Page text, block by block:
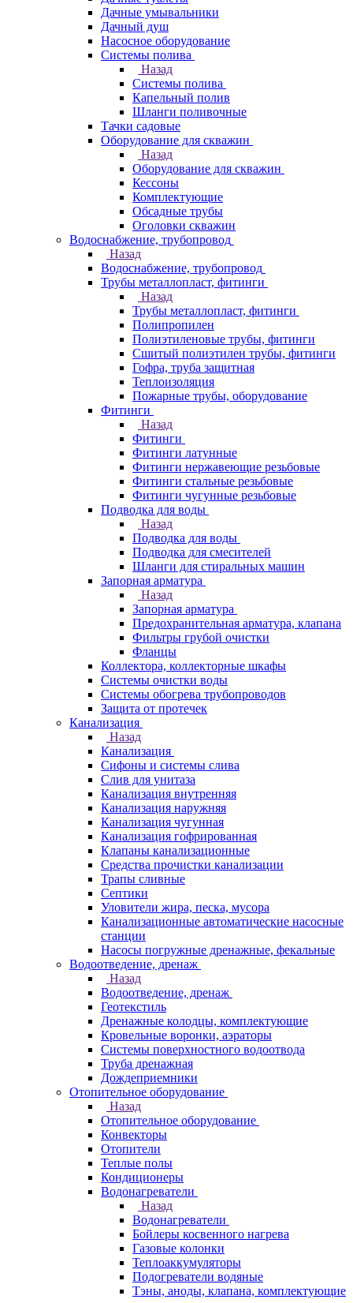
Дачные умывальники
Дачный душ
Насосное оборудование
Системы полива
Назад
Системы полива
Капельный полив
Шланги поливочные
Тачки садовые
Оборудование для скважин
Назад
Оборудование для скважин
Кессоны
Комплектующие
Обсадные трубы
Оголовки скважин
Водоснабжение, трубопровод
Назад
Водоснабжение, трубопровод
Трубы металлопласт, фитинги
Назад
Трубы металлопласт, фитинги
Полипропилен
Полиэтиленовые трубы, фитинги
Сшитый полиэтилен трубы, фитинги
Гофра, труба защитная
Теплоизоляция
Пожарные трубы, оборудование
Фитинги
Назад
Фитинги
Фитинги латунные
Фитинги нержавеющие резьбовые
Фитинги стальные резьбовые
Фитинги чугунные резьбовые
Подводка для воды
Назад
Подводка для воды
Подводка для смесителей
Шланги для стиральных машин
Запорная арматура
Назад
Запорная арматура
Предохранительная арматура, клапана
Фильтры грубой очистки
Фланцы
Коллектора, коллекторные шкафы
Системы очистки воды
Системы обогрева трубопроводов
Защита от протечек
Канализация
Назад
Канализация
Сифоны и системы слива
Слив для унитаза
Канализация внутренняя
Канализация наружняя
Канализация чугунная
Канализация гофрированная
Клапаны канализационные
Средства прочистки канализации
Трапы сливные
Септики
Уловители жира, песка, мусора
Канализационные автоматические насосные
станции
Насосы погружные дренажные, фекальные
Водоотведение, дренаж
Назад
Водоотведение, дренаж
Геотекстиль
Дренажные колодцы, комплектующие
Кровельные воронки, аэраторы
Системы поверхностного водоотвода
Труба дренажная
Дождеприемники
Отопительное оборудование
Назад
Отопительное оборудование
Конвекторы
Отопители
Теплые полы
Кондиционеры
Водонагреватели
Назад
Водонагреватели
Бойлеры косвенного нагрева
Газовые колонки
Теплоаккумуляторы
Подогреватели водяные
Тэны, аноды, клапана, комплектующие